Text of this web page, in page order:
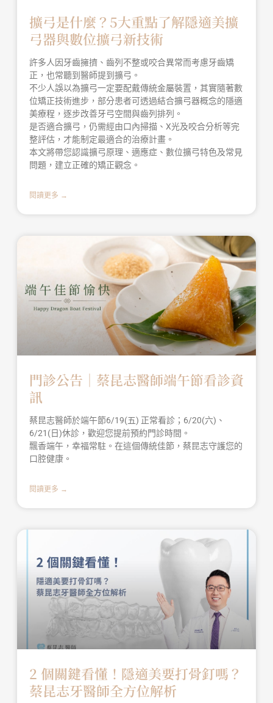
擴弓是什麼？5大重點了解隱適美擴
弓器與數位擴弓新技術
許多人因牙齒擁擠、齒列不整或咬合異常而考慮牙齒矯
正，也常聽到醫師提到擴弓。
不少人誤以為擴弓一定要配戴傳統金屬裝置，其實隨著數
位矯正技術進步，部分患者可透過結合擴弓器概念的隱適
美療程，逐步改善牙弓空間與齒列排列。
是否適合擴弓，仍需經由口內掃描、X光及咬合分析等完
整評估，才能制定最適合的治療計畫。
本文將帶您認識擴弓原理、適應症、數位擴弓特色及常見
問題，建立正確的矯正觀念。
閱讀更多 →
門診公告｜蔡昆志醫師端午節看診資
訊
蔡昆志醫師於端午節6/19(五) 正常看診；6/20(六)、
6/21(日)休診，歡迎您提前預約門診時間。
飄香端午，幸福常駐。在這個傳統佳節，蔡昆志守護您的
口腔健康。
閱讀更多 →
2 個關鍵看懂！隱適美要打骨釘嗎？
蔡昆志牙醫師全方位解析